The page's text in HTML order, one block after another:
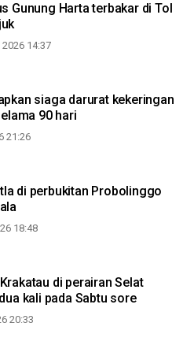
Gunung Harta terbakar di Tol
14:37
darurat kekeringan
90 hari
21:26
di perbukitan Probolinggo
18:48
di perairan Selat
kali pada Sabtu sore
20:33